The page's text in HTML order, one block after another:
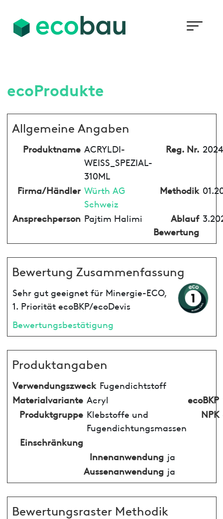
ecoProdukte
Allgemeine Angaben
Produktname ACRYLDI-
WEISS_SPEZIAL-
310ML
Reg. Nr.
Firma/Händler Würth AG
Schweiz
Methodik
Ansprechperson Pajtim Halimi
Ablauf
Bewertung
Bewertung Zusammenfassung
Sehr gut geeignet für Minergie-ECO,
1. Priorität ecoBKP/ecoDevis
Bewertungsbestätigung
Produktangaben
Verwendungszweck Fugendichtstoff
Materialvariante Acryl ecoBKP
Produktgruppe Klebstoffe und
Fugendichtungsmassen
NPK
Einschränkung
Innenanwendung ja
Aussenanwendung ja
Bewertungsraster Methodik